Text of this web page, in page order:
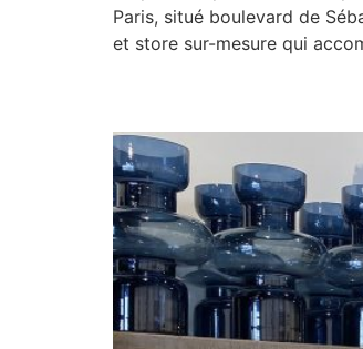
Paris, situé boulevard de
et store sur-mesure qui